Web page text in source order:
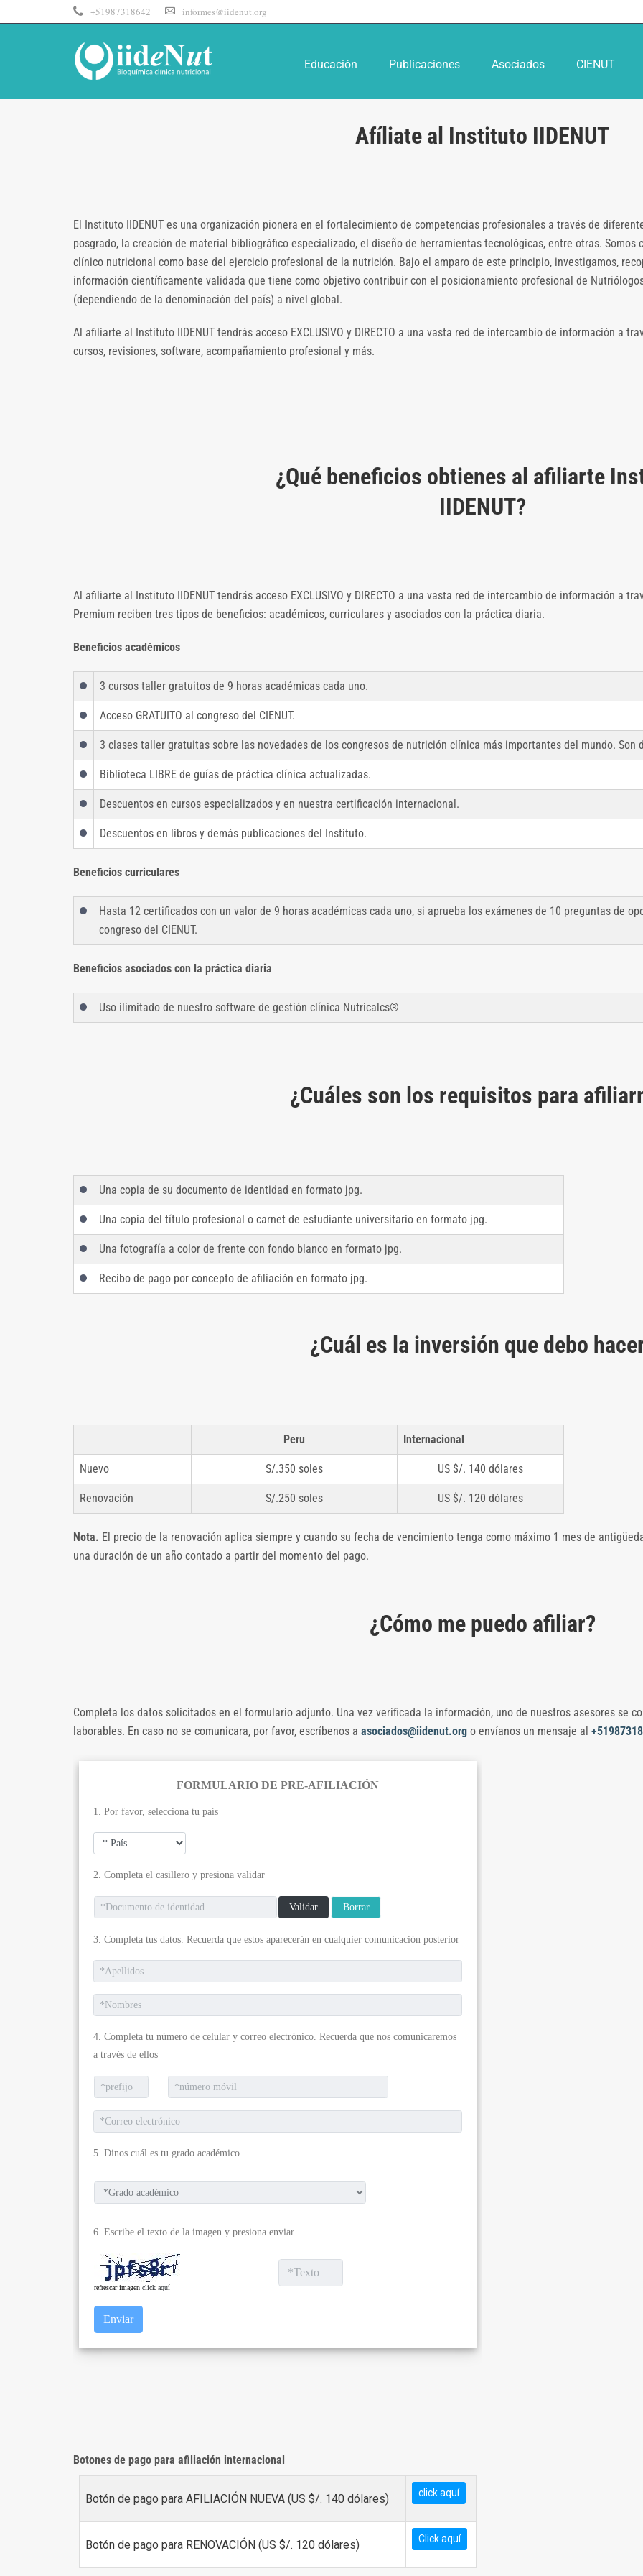
+51987318642 informes@iidenut.org
Educación Publicaciones Asociados CIENUT
Afíliate al Instituto IIDENUT
El Instituto IIDENUT es una organización pionera en el fortalecimiento de competencias profesionales a través de
posgrado, la creación de material bibliográfico especializado, el diseño de herramientas tecnológicas, entre otras.
clínico nutricional como base del ejercicio profesional de la nutrición. Bajo el amparo de este principio, investigamos,
información científicamente validada que tiene como objetivo contribuir con el posicionamiento profesional de
(dependiendo de la denominación del país) a nivel global.
Al afiliarte al Instituto IIDENUT tendrás acceso EXCLUSIVO y DIRECTO a una vasta red de intercambio de información a
cursos, revisiones, software, acompañamiento profesional y más.
¿Qué beneficios obtienes al afiliarte
IIDENUT?
Al afiliarte al Instituto IIDENUT tendrás acceso EXCLUSIVO y DIRECTO a una vasta red de intercambio de información a
Premium reciben tres tipos de beneficios: académicos, curriculares y asociados con la práctica diaria.
Beneficios académicos
3 cursos taller gratuitos de 9 horas académicas cada uno.
Acceso GRATUITO al congreso del CIENUT.
3 clases taller gratuitas sobre las novedades de los congresos de nutrición clínica más importantes del mundo. Son
Biblioteca LIBRE de guías de práctica clínica actualizadas.
Descuentos en cursos especializados y en nuestra certificación internacional.
Descuentos en libros y demás publicaciones del Instituto.
Beneficios curriculares
Hasta 12 certificados con un valor de 9 horas académicas cada uno, si aprueba los exámenes de 10 preguntas de
congreso del CIENUT.
Beneficios asociados con la práctica diaria
Uso ilimitado de nuestro software de gestión clínica Nutricalcs®
¿Cuáles son los requisitos para
Una copia de su documento de identidad en formato jpg.
Una copia del título profesional o carnet de estudiante universitario en formato jpg.
Una fotografía a color de frente con fondo blanco en formato jpg.
Recibo de pago por concepto de afiliación en formato jpg.
¿Cuál es la inversión que debo
Peru Internacional
Nuevo S/.350 soles US $/. 140 dólares
Renovación S/.250 soles US $/. 120 dólares
Nota. El precio de la renovación aplica siempre y cuando su fecha de vencimiento tenga como máximo 1 mes de
una duración de un año contado a partir del momento del pago.
¿Cómo me puedo afiliar?
Completa los datos solicitados en el formulario adjunto. Una vez verificada la información, uno de nuestros asesores se
laborables. En caso no se comunicara, por favor, escríbenos a asociados@iidenut.org o envíanos un mensaje al
Botones de pago para afiliación internacional